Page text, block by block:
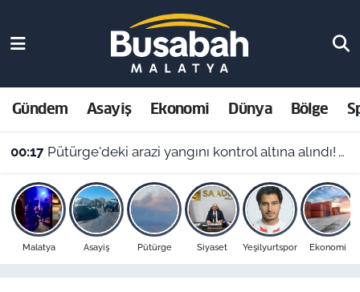
Gündem Asayiş Ekonomi Dünya Bölge
00:17 Pütürge'deki arazi yangını kontrol altına alındı! Vali Yavuz'dan çağrı
Malatya Asayiş Pütürge Siyaset Yeşilyurtspor Ekonomi
Asayiş
Ekonomi
Dünya
Bölge
Malatya Nöbetçi Eczaneler
Malatya Hava Durumu
Malatya Namaz Vakitleri
Malatya Trafik Yoğunluk Haritası
Süper Lig Puan Durumu ve Fikstür